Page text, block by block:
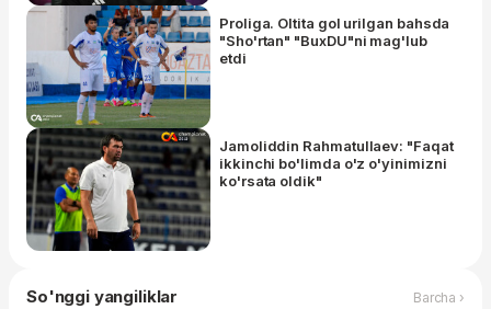
Proliga. Oltita gol urilgan bahsda
"Sho'rtan" "BuxDU"ni mag'lub
etdi
Jamoliddin Rahmatullaev: "Faqat
ikkinchi bo'limda o'z o'yinimizni
ko'rsata oldik"
So'nggi yangiliklar Barcha ›